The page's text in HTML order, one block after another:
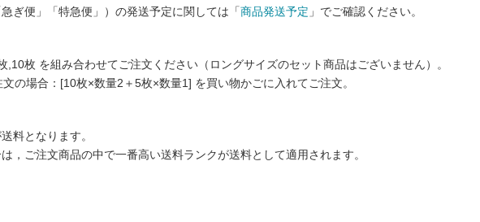
ぎ便」「特急便」）の発送予定に関しては「商品発送予定 」でご確認ください。
枚 を組み合わせてご注文ください（ロングサイズのセット商品はございません）。
の場合：[10枚×数量2＋5枚×数量1] を買い物かごに入れてご注文。
料となります。
，ご注文商品の中で一番高い送料ランクが送料として適用されます。